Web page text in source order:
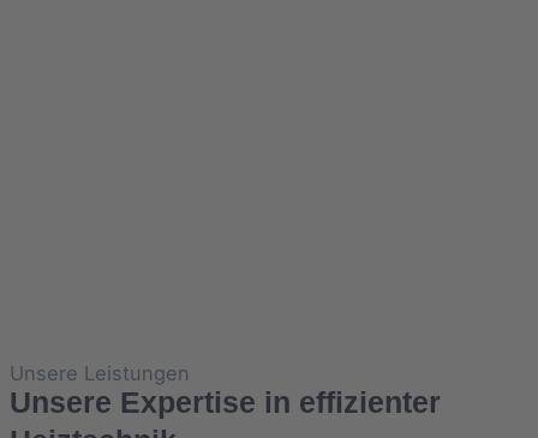
Unsere Leistungen
Unsere Expertise in effizienter